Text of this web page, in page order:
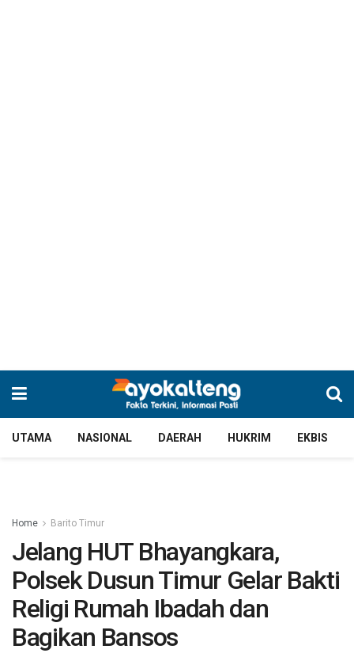
UTAMA NASIONAL DAERAH HUKRIM EKBIS
Home Barito Timur
Jelang HUT Bhayangkara,
Polsek Dusun Timur Gelar Bakti
Religi Rumah Ibadah dan
Bagikan Bansos